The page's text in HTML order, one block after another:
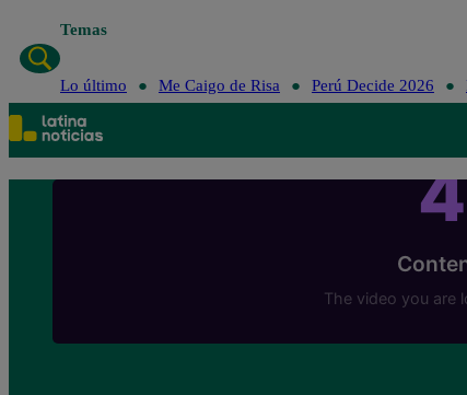
Temas
Lo último Me Caigo de Risa Perú Decide 2026